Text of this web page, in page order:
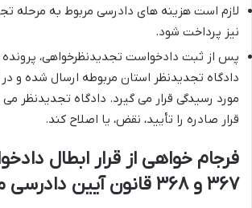
لازم است هزینه های دادرسی مربوط به مرحله
نیز پرداخت شود.
پس از ثبت دادخواست تجدیدنظرخواهی، پرونده
دادگاه تجدیدنظر استان مربوطه ارسال شده و در
مورد رسیدگی قرار می گیرد. دادگاه تجدیدنظر می
قرار صادره را تأیید، نقض، یا اصلاح کند.
فرجام خواهی از قرار ابطال
۳۶۷ و ۳۶۸ قانون آیین دادرسی مدنی)